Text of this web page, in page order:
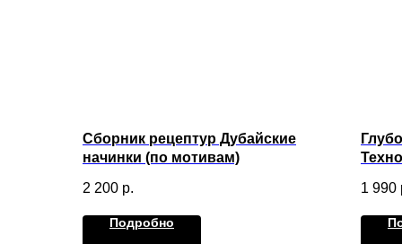
Сборник рецептур Дубайские
начинки (по мотивам)
2 200 р.
Подробно
1 990